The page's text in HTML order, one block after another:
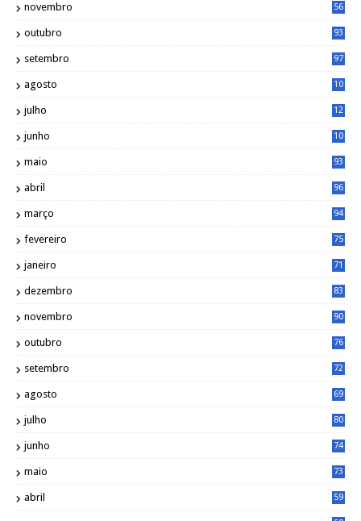
novembro 56
outubro 93
setembro 97
agosto
10
julho
12
junho
10
maio 93
abril 96
março 94
fevereiro 75
janeiro 71
dezembro 83
novembro 90
outubro 76
setembro 72
agosto 69
julho 80
junho 74
maio 73
abril 59